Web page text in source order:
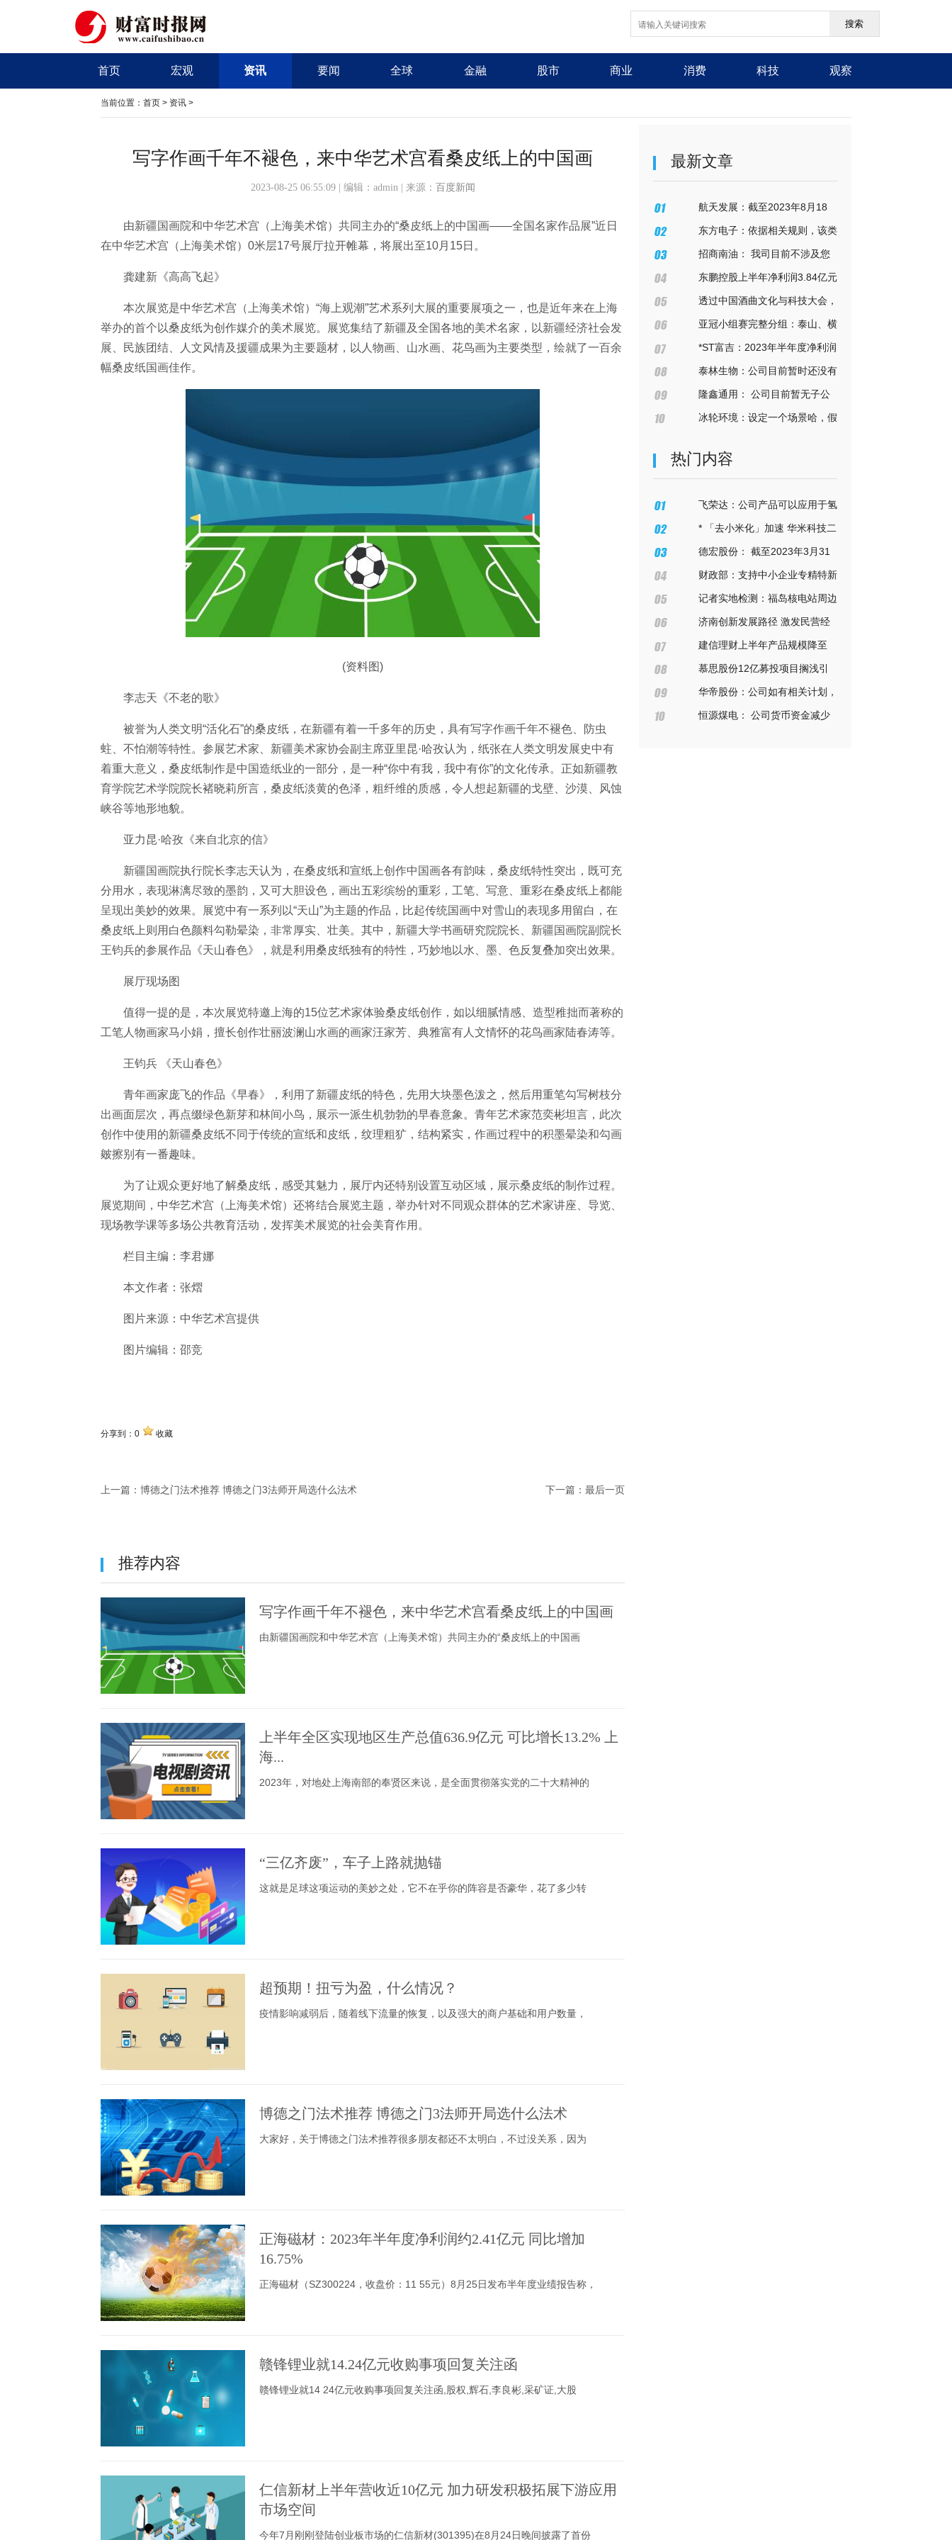
搜索
首页 宏观 资讯 要闻 全球 金融 股市 商业 消费 科技 观察
当前位置： 首页 > 资讯 >
写字作画千年不褪色，来中华艺术宫看桑皮纸上的中国画
2023-08-25 06:55:09 | 编辑：admin | 来源： 百度新闻
由新疆国画院和中华艺术宫（上海美术馆）共同主办的“桑皮纸上的中国画——全国名家作品展”近日
在中华艺术宫（上海美术馆）0米层17号展厅拉开帷幕，将展出至10月15日。
龚建新《高高飞起》
本次展览是中华艺术宫（上海美术馆）“海上观潮”艺术系列大展的重要展项之一，也是近年来在上海
举办的首个以桑皮纸为创作媒介的美术展览。展览集结了新疆及全国各地的美术名家，以新疆经济社会发
展、民族团结、人文风情及援疆成果为主要题材，以人物画、山水画、花鸟画为主要类型，绘就了一百余
幅桑皮纸国画佳作。
(资料图)
李志天《不老的歌》
被誉为人类文明“活化石”的桑皮纸，在新疆有着一千多年的历史，具有写字作画千年不褪色、防虫
蛀、不怕潮等特性。参展艺术家、新疆美术家协会副主席亚里昆·哈孜认为，纸张在人类文明发展史中有
着重大意义，桑皮纸制作是中国造纸业的一部分，是一种“你中有我，我中有你”的文化传承。正如新疆教
育学院艺术学院院长褚晓莉所言，桑皮纸淡黄的色泽，粗纤维的质感，令人想起新疆的戈壁、沙漠、风蚀
峡谷等地形地貌。
亚力昆·哈孜《来自北京的信》
新疆国画院执行院长李志天认为，在桑皮纸和宣纸上创作中国画各有韵味，桑皮纸特性突出，既可充
分用水，表现淋漓尽致的墨韵，又可大胆设色，画出五彩缤纷的重彩，工笔、写意、重彩在桑皮纸上都能
呈现出美妙的效果。展览中有一系列以“天山”为主题的作品，比起传统国画中对雪山的表现多用留白，在
桑皮纸上则用白色颜料勾勒晕染，非常厚实、壮美。其中，新疆大学书画研究院院长、新疆国画院副院长
王钧兵的参展作品《天山春色》，就是利用桑皮纸独有的特性，巧妙地以水、墨、色反复叠加突出效果。
展厅现场图
值得一提的是，本次展览特邀上海的15位艺术家体验桑皮纸创作，如以细腻情感、造型稚拙而著称的
工笔人物画家马小娟，擅长创作壮丽波澜山水画的画家汪家芳、典雅富有人文情怀的花鸟画家陆春涛等。
王钧兵 《天山春色》
青年画家庞飞的作品《早春》，利用了新疆皮纸的特色，先用大块墨色泼之，然后用重笔勾写树枝分
出画面层次，再点缀绿色新芽和林间小鸟，展示一派生机勃勃的早春意象。青年艺术家范奕彬坦言，此次
创作中使用的新疆桑皮纸不同于传统的宣纸和皮纸，纹理粗犷，结构紧实，作画过程中的积墨晕染和勾画
皴擦别有一番趣味。
为了让观众更好地了解桑皮纸，感受其魅力，展厅内还特别设置互动区域，展示桑皮纸的制作过程。
展览期间，中华艺术宫（上海美术馆）还将结合展览主题，举办针对不同观众群体的艺术家讲座、导览、
现场教学课等多场公共教育活动，发挥美术展览的社会美育作用。
栏目主编：李君娜
本文作者：张熠
图片来源：中华艺术宫提供
图片编辑：邵竞
分享到： 0 收藏
上一篇： 博德之门法术推荐 博德之门3法师开局选什么法术 最后一页
下一篇：
推荐内容
写字作画千年不褪色，来中华艺术宫看桑皮纸上的中国画
由新疆国画院和中华艺术宫（上海美术馆）共同主办的“桑皮纸上的中国画
上半年全区实现地区生产总值636.9亿元 可比增长13.2% 上
海...
2023年，对地处上海南部的奉贤区来说，是全面贯彻落实党的二十大精神的
“三亿齐废”，车子上路就抛锚
这就是足球这项运动的美妙之处，它不在乎你的阵容是否豪华，花了多少转
超预期！扭亏为盈，什么情况？
疫情影响减弱后，随着线下流量的恢复，以及强大的商户基础和用户数量，
博德之门法术推荐 博德之门3法师开局选什么法术
大家好，关于博德之门法术推荐很多朋友都还不太明白，不过没关系，因为
正海磁材：2023年半年度净利润约2.41亿元 同比增加
16.75%
正海磁材（SZ300224，收盘价：11 55元）8月25日发布半年度业绩报告称，
赣锋锂业就14.24亿元收购事项回复关注函
赣锋锂业就14 24亿元收购事项回复关注函,股权,辉石,李良彬,采矿证,大股
仁信新材上半年营收近10亿元 加力研发积极拓展下游应用
市场空间
今年7月刚刚登陆创业板市场的仁信新材(301395)在8月24日晚间披露了首份
最新文章
航天发展：截至2023年8月18
日，航天发展股东户数为174,025
户，机构户数1,115户
东方电子：依据相关规则，该类
信息属于上市公司自愿披露的范畴
招商南油： 我司目前不涉及您
所述事项
东鹏控股上半年净利润3.84亿元
同比增长224.86%
透过中国酒曲文化与科技大会，
看仰韶加速打造的文化IP“地标群”
亚冠小组赛完整分组：泰山、横
滨水手同组，三镇、胜利均死亡之
*ST富吉：2023年半年度净利润
约-4695万元
泰林生物：公司目前暂时还没有
核辐射检测相关业务
隆鑫通用： 公司目前暂无子公
司从事金融服务相关业务
冰轮环境：设定一个场景哈，假
为了其股东
热门内容
飞荣达：公司产品可以应用于氢
能源领域
* 「去小米化」加速 华米科技二
季度营收同比下降41.5%
德宏股份： 截至2023年3月31
日，公司股东总数为14,407户
财政部：支持中小企业专精特新
发展记者实地检测：福岛核电站周边
最高辐射值为东京200倍
济南创新发展路径 激发民营经
济活力建信理财上半年产品规模降至
1.47万亿 净利同比降42.39%至
11.02亿
慕思股份12亿募投项目搁浅引
出举报往事，业绩“变脸”背后疑
似“圈钱”？
华帝股份：公司如有相关计划，
将按照相关法律法规的要求及时进
恒源煤电： 公司货币资金减少